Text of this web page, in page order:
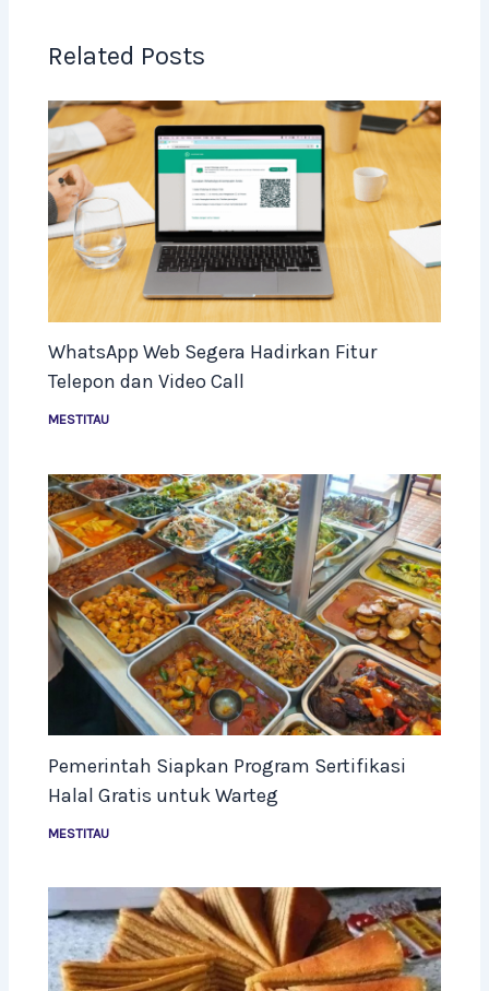
Related Posts
WhatsApp Web Segera Hadirkan Fitur
Telepon dan Video Call
MESTITAU
Pemerintah Siapkan Program Sertifikasi
Halal Gratis untuk Warteg
MESTITAU